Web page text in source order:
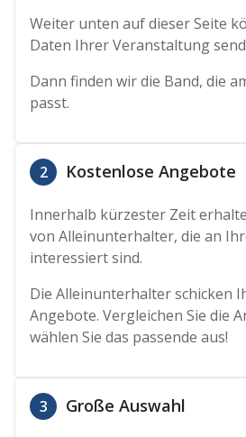
Weiter unten auf dieser Seite
Daten Ihrer Veranstaltung
Dann finden wir die Band, die
passt.
2 Kostenlose Angebote
Innerhalb kürzester Zeit
von Alleinunterhalter, die an
interessiert sind.
Die Alleinunterhalter schicken
Angebote. Vergleichen Sie die
wählen Sie das passende aus!
3 Große Auswahl